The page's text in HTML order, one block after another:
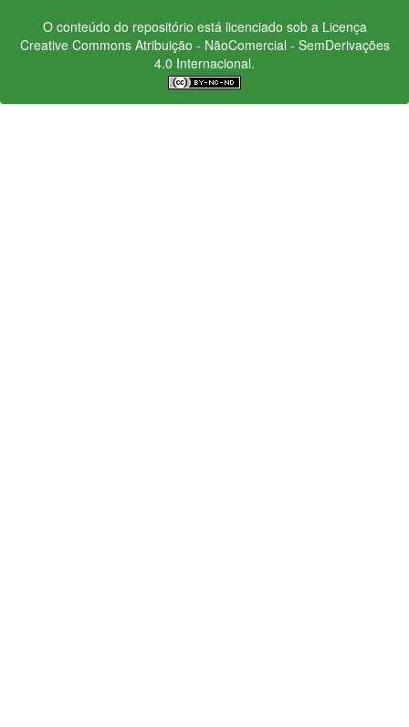
O conteúdo do repositório está licenciado sob a Licença
Creative CommonsAtribuição - NãoComercial - SemDerivações
4.0 Internacional.